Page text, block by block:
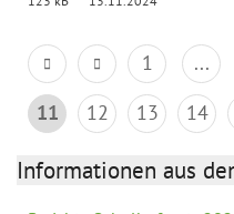
1 ...
11
12 13 14
Informationen aus